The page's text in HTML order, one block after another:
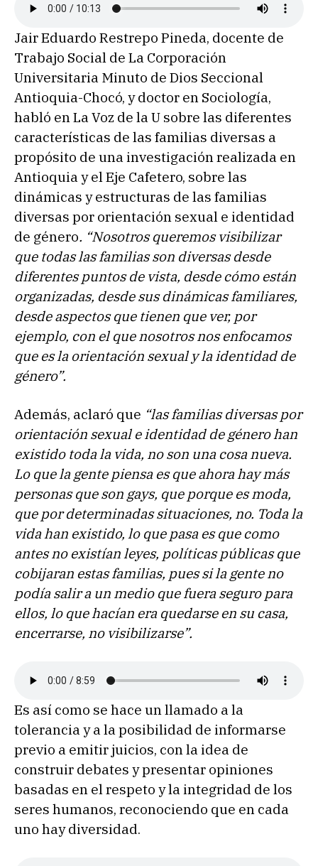
Jair Eduardo Restrepo Pineda, docente de
Trabajo Social de La Corporación
Universitaria Minuto de Dios Seccional
Antioquia-Chocó, y doctor en Sociología,
habló en La Voz de la U sobre las diferentes
características de las familias diversas a
propósito de una investigación realizada en
Antioquia y el Eje Cafetero, sobre las
dinámicas y estructuras de las familias
diversas por orientación sexual e identidad
de género. “Nosotros queremos visibilizar
que todas las familias son diversas desde
diferentes puntos de vista, desde cómo están
organizadas, desde sus dinámicas familiares,
desde aspectos que tienen que ver, por
ejemplo, con el que nosotros nos enfocamos
que es la orientación sexual y la identidad de
género”.
Además, aclaró que “las familias diversas por
orientación sexual e identidad de género han
existido toda la vida, no son una cosa nueva.
Lo que la gente piensa es que ahora hay más
personas que son gays, que porque es moda,
que por determinadas situaciones, no. Toda la
vida han existido, lo que pasa es que como
antes no existían leyes, políticas públicas que
cobijaran estas familias, puessila gente no
podía salir a un medio que fuera seguro para
ellos, lo que hacían era quedarse en su casa,
encerrarse, no visibilizarse”.
Es así como se hace un llamado a la
tolerancia y a la posibilidad de informarse
previo a emitir juicios, con la idea de
construir debates y presentar opiniones
basadas en el respeto y la integridad de los
seres humanos, reconociendo que en cada
uno hay diversidad.